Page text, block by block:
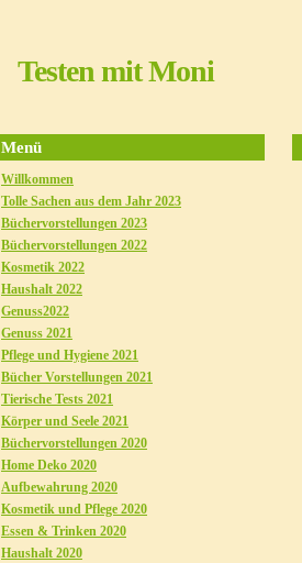
Testen mit Moni
Menü
Willkommen
Tolle Sachen aus dem Jahr 2023
Büchervorstellungen 2023
Büchervorstellungen 2022
Kosmetik 2022
Haushalt 2022
Genuss2022
Genuss 2021
Pflege und Hygiene 2021
Bücher Vorstellungen 2021
Tierische Tests 2021
Körper und Seele 2021
Büchervorstellungen 2020
Home Deko 2020
Aufbewahrung 2020
Kosmetik und Pflege 2020
Essen & Trinken 2020
Haushalt 2020